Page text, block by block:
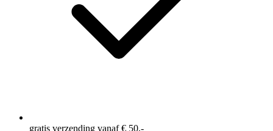
gratis verzending vanaf € 50,-